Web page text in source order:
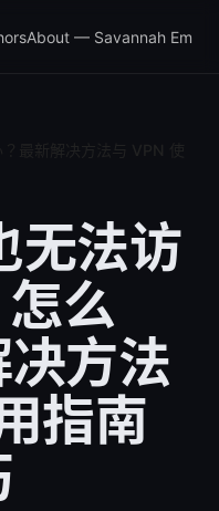
About — Savannah Em
无法访
怎么
方法
指南